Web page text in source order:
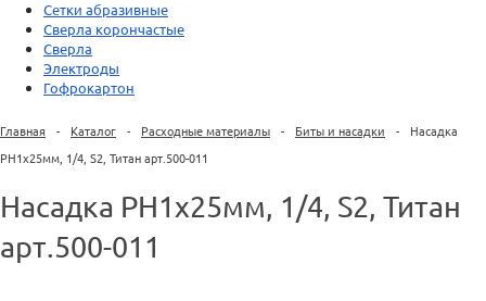
Сетки абразивные
Сверла корончастые
Сверла
Электроды
Гофрокартон
Главная - Каталог - Расходные материалы - Биты и насадки -
Насадка
PH1х25мм, 1/4, S2, Титан арт.500-011
Насадка PH1х25мм, 1/4, S2, Титан
арт.500-011